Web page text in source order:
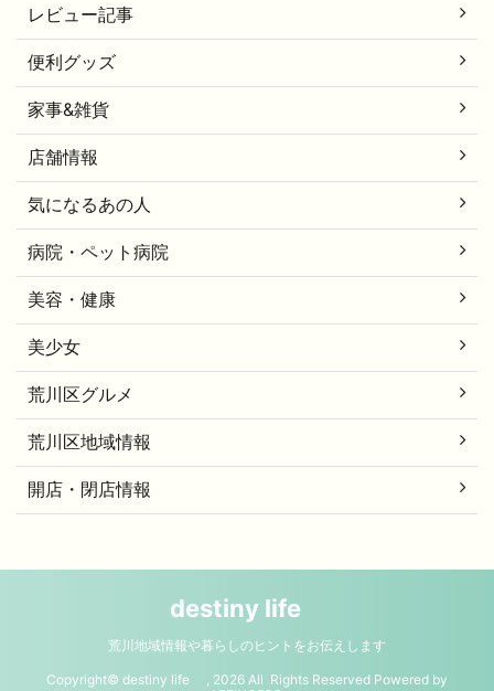
レビュー記事
便利グッズ
家事&雑貨
店舗情報
気になるあの人
病院・ペット病院
美容・健康
美少女
荒川区グルメ
荒川区地域情報
開店・閉店情報
destiny life
荒川地域情報や暮らしのヒントをお伝えします
Copyright© destiny life , 2026 All Rights Reserved Powered by